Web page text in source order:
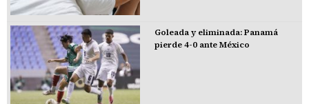
Goleada y eliminada: Panamá
pierde 4-0 ante México